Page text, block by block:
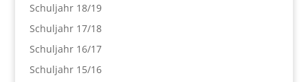
Schuljahr 18/19
Schuljahr 17/18
Schuljahr 16/17
Schuljahr 15/16